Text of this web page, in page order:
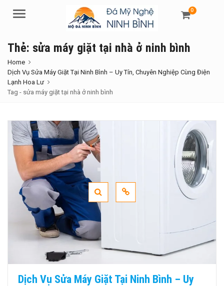
Menu
0
Thẻ: sửa máy giặt tại nhà ở ninh bình
Home
Dịch Vụ Sửa Máy Giặt Tại Ninh Bình – Uy Tín, Chuyên Nghiệp Cùng Điện
Lạnh Hoa Lư
Tag - sửa máy giặt tại nhà ở ninh bình
Dịch Vụ Sửa Máy Giặt Tại Ninh Bình – Uy